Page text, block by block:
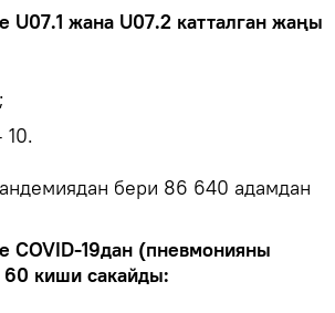
U07.1 жана U07.2 катталган жаңы
10.
бери 86 640 адамдан
COVID-19дан (пневмонияны
60 киши сакайды: